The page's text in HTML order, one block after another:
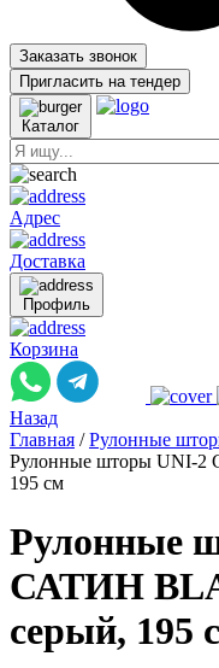
Заказать звонок
Пригласить на тендер
Каталог
Адрес
Доставка
Профиль
Корзина
Назад
Главная / Рулонные
Рулонные шторы UNI-2
195 см
Рулонные
САТИН
серый, 195